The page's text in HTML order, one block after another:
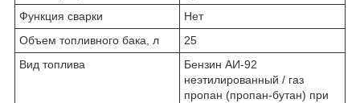
Функция сварки
Нет
Объем топливного бака, л
25
Вид топлива
Бензин АИ-92
неэтилированный / газ
пропан (пропан-бутан) при